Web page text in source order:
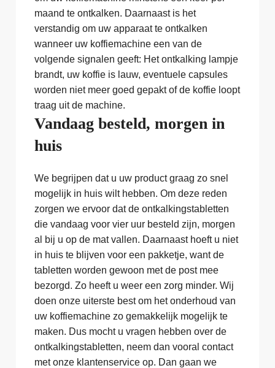
maand te ontkalken. Daarnaast is het
verstandig om uw apparaat te ontkalken
wanneer uw koffiemachine een van de
volgende signalen geeft: Het ontkalking lampje
brandt, uw koffie is lauw, eventuele capsules
worden niet meer goed gepakt of de koffie loopt
traag uit de machine.
Vandaag besteld, morgen in
huis
We begrijpen dat u uw product graag zo snel
mogelijk in huis wilt hebben. Om deze reden
zorgen we ervoor dat de ontkalkingstabletten
die vandaag voor vier uur besteld zijn, morgen
al bij u op de mat vallen. Daarnaast hoeft u niet
in huis te blijven voor een pakketje, want de
tabletten worden gewoon met de post mee
bezorgd. Zo heeft u weer een zorg minder. Wij
doen onze uiterste best om het onderhoud van
uw koffiemachine zo gemakkelijk mogelijk te
maken. Dus mocht u vragen hebben over de
ontkalkingstabletten, neem dan vooral contact
met onze klantenservice op. Dan gaan we